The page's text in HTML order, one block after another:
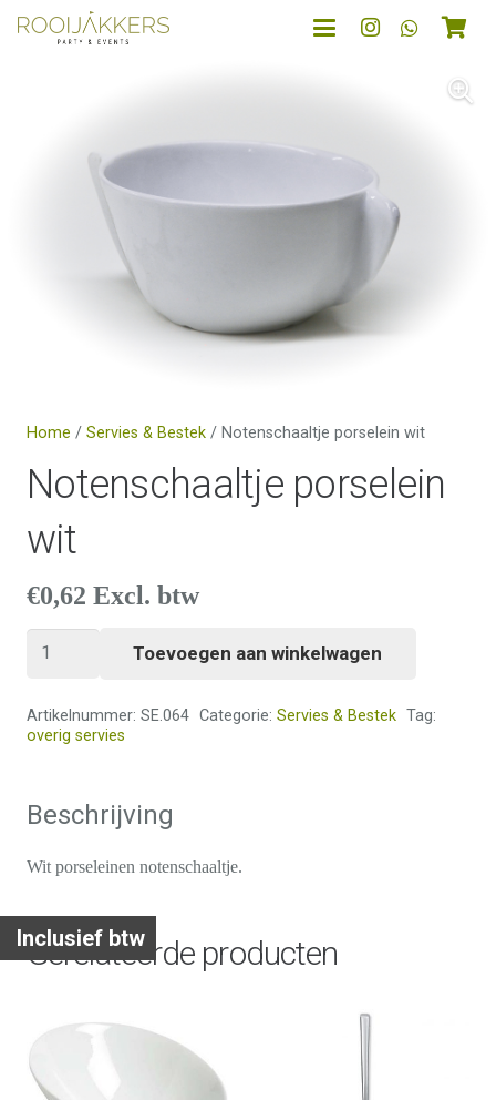
Inclusief btw
Home / Servies & Bestek / Notenschaaltje porselein wit
Notenschaaltje porselein
wit
€0,62 Excl. btw
Notenschaaltje
wit
aantal
Toevoegen aan winkelwagen
Artikelnummer: SE.064 Categorie: Servies & Bestek Tag:
overig servies
Beschrijving
Wit porseleinen notenschaaltje.
Gerelateerde producten